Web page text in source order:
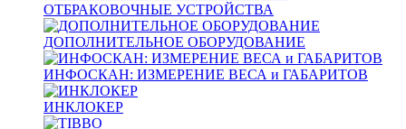
ОТБРАКОВОЧНЫЕ УСТРОЙСТВА
ДОПОЛНИТЕЛЬНОЕ ОБОРУДОВАНИЕ
ИНФОСКАН: ИЗМЕРЕНИЕ ВЕСА и ГАБАРИТОВ
ИНКЛОКЕР